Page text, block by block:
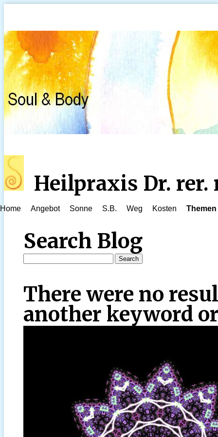
Heilpraxis Dr. rer.
Home Angebot Sonne S.B. Weg Kosten Themen
Search Blog
There were no
another keyword